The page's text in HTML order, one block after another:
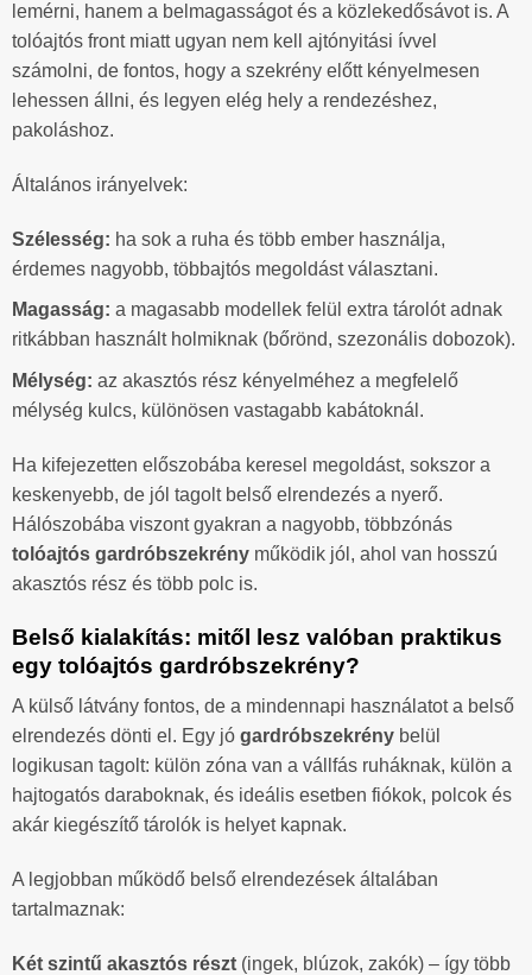
lemérni, hanem a belmagasságot és a közlekedősávot is. A
tolóajtós front miatt ugyan nem kell ajtónyitási ívvel
számolni, de fontos, hogy a szekrény előtt kényelmesen
lehessen állni, és legyen elég hely a rendezéshez,
pakoláshoz.
Általános irányelvek:
Szélesség: ha sok a ruha és több ember használja,
érdemes nagyobb, többajtós megoldást választani.
Magasság: a magasabb modellek felül extra tárolót adnak
ritkábban használt holmiknak (bőrönd, szezonális dobozok).
Mélység: az akasztós rész kényelméhez a megfelelő
mélység kulcs, különösen vastagabb kabátoknál.
Ha kifejezetten előszobába keresel megoldást, sokszor a
keskenyebb, de jól tagolt belső elrendezés a nyerő.
Hálószobába viszont gyakran a nagyobb, többzónás
tolóajtós gardróbszekrény működik jól, ahol van hosszú
akasztós rész és több polc is.
Belső kialakítás: mitől lesz valóban praktikus
egy tolóajtós gardróbszekrény?
A külső látvány fontos, de a mindennapi használatot a belső
elrendezés dönti el. Egy jó gardróbszekrény belül
logikusan tagolt: külön zóna van a vállfás ruháknak, külön a
hajtogatós daraboknak, és ideális esetben fiókok, polcok és
akár kiegészítő tárolók is helyet kapnak.
A legjobban működő belső elrendezések általában
tartalmaznak:
Két szintű akasztós részt (ingek, blúzok, zakók) – így több